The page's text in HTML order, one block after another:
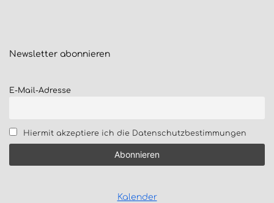
Newsletter abonnieren
E-Mail-Adresse
Hiermit akzeptiere ich die Datenschutzbestimmungen
Kalender